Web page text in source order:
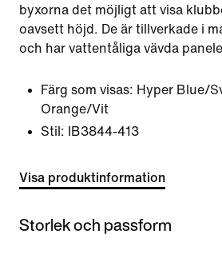
byxorna det möjligt att visa
oavsett höjd. De är tillverkade i
och har vattentåliga vävda
Färg som visas: Hyper Blue/
Orange/Vit
Stil:
IB3844-413
Visa produktinformation
Storlek och passform